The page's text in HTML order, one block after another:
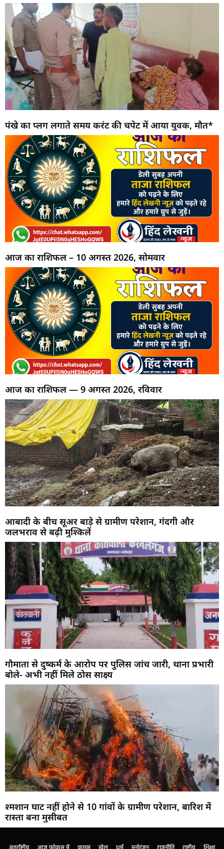
पंखे का प्लग लगाते समय करंट की चपेट में आया युवक, मौत*
आज का राशिफल – 10 अगस्त 2026, सोमवार
आज का राशिफल — 9 अगस्त 2026, रविवार
आबादी के बीच सूअर बाड़े से ग्रामीण परेशान, गंदगी और
जलभराव से बढ़ी मुश्किलें
गौमाता से दुष्कर्म के आरोप पर पुलिस जांच जारी, थाना प्रभारी
बोले- अभी नहीं मिले ठोस साक्ष्य
श्मशान घाट नहीं होने से 10 गांवों के ग्रामीण परेशान, बारिश में
रास्ता बना मुसीबत